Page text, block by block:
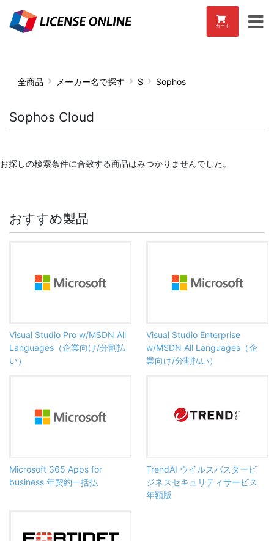
カート
全商品 メーカー名で探す S Sophos
Sophos Cloud
お探しの検索条件に合致する商品はみつかりませんでした。
おすすめ製品
Visual Studio Pro w/MSDN All
Languages（企業向け/分割払
い）
Visual Studio Enterprise
w/MSDN All Languages（企
業向け/分割払い）
Microsoft 365 Apps for
business 年契約一括払
TrendAI ウイルスバスタービ
ジネスセキュリティサービス
年額版